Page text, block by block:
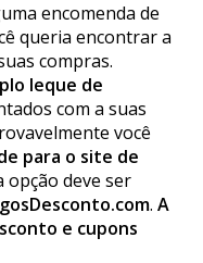
encomenda de
queria encontrar a
compras.
leque de
com a suas
você
para o site de
opção deve ser
. A
e cupons